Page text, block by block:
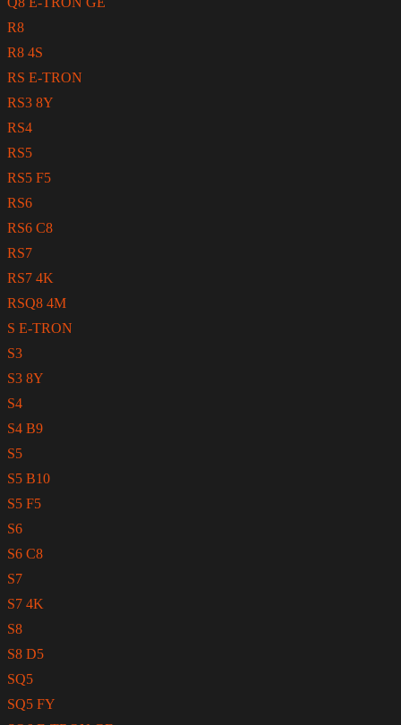
R8
R8 4S
RS E-TRON
RS3 8Y
RS4
RS5
RS5 F5
RS6
RS6 C8
RS7
RS7 4K
RSQ8 4M
S E-TRON
S3
S3 8Y
S4
S4 B9
S5
S5 B10
S5 F5
S6
S6 C8
S7
S7 4K
S8
S8 D5
SQ5
SQ5 FY